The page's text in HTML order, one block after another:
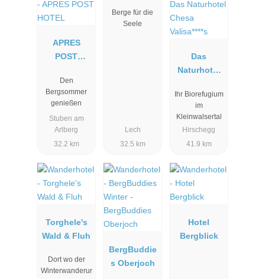
APRES
POST
Den
Bergsommer
genießen
Stuben am
Arlberg
32.2 km
Berge für die
Seele
Lech
32.5 km
Das
Naturhotel
Valisa****s
Ihr Biorefugium
im
Kleinwalsertal
Hirschegg
41.9 km
Torghele's
Wald & Fluh
Dort wo der
Winterwanderur
BergBuddie
s Oberjoch
Hotel
Bergblick